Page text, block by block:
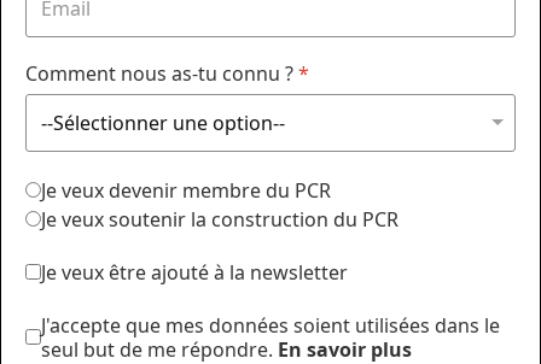
Comment nous as-tu connu ?*
Je veux devenir membre du PCR
Je veux soutenir la construction du PCR
Je veux être ajouté à la newsletter
J'accepte que mes données soient utilisées dans le
seul but de me répondre. En savoir plus